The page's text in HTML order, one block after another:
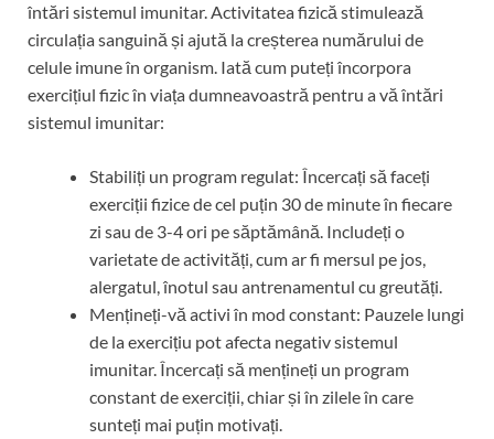
întări sistemul imunitar. Activitatea fizică stimulează
circulația sanguină și ajută la creșterea numărului de
celule imune în organism. Iată cum puteți încorpora
exercițiul fizic în viața dumneavoastră pentru a vă întări
sistemul imunitar:
Stabiliți un program regulat: Încercați să faceți
exerciții fizice de cel puțin 30 de minute în fiecare
zi sau de 3-4 ori pe săptămână. Includeți o
varietate de activități, cum ar fi mersul pe jos,
alergatul, înotul sau antrenamentul cu greutăți.
Mențineți-vă activi în mod constant: Pauzele lungi
de la exercițiu pot afecta negativ sistemul
imunitar. Încercați să mențineți un program
constant de exerciții, chiar și în zilele în care
sunteți mai puțin motivați.